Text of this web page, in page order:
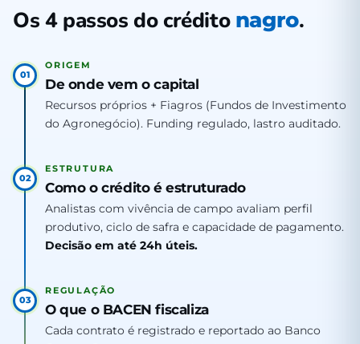
Os 4 passos do crédito nagro.
01
ORIGEM
De onde vem o capital
Recursos próprios + Fiagros (Fundos de Investimento
do Agronegócio). Funding regulado, lastro auditado.
02
ESTRUTURA
Como o crédito é estruturado
Analistas com vivência de campo avaliam perfil
produtivo, ciclo de safra e capacidade de pagamento.
Decisão em até 24h úteis.
03
REGULAÇÃO
O que o BACEN fiscaliza
Cada contrato é registrado e reportado ao Banco